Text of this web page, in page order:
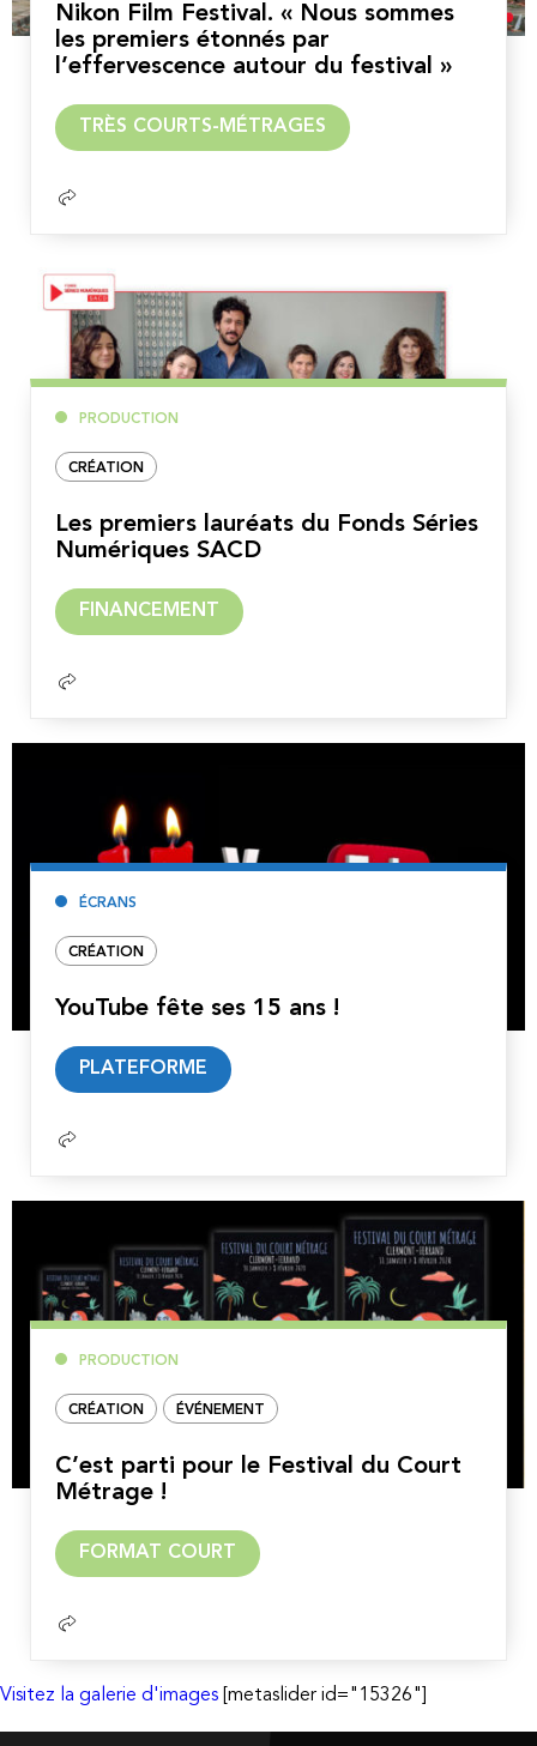
Nikon Film Festival. « Nous sommes
les premiers étonnés par
l’effervescence autour du festival »
TRÈS COURTS-MÉTRAGES
PRODUCTION
CRÉATION
Les premiers lauréats du Fonds Séries
Numériques SACD
FINANCEMENT
ÉCRANS
CRÉATION
YouTube fête ses 15 ans !
PLATEFORME
PRODUCTION
CRÉATION ÉVÉNEMENT
C’est parti pour le Festival du Court
Métrage !
FORMAT COURT
Visitez la galerie d'images [metaslider id="15326"]